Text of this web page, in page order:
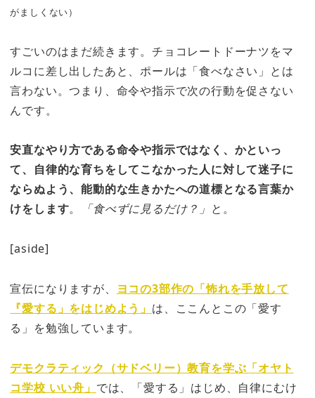
がましくない）
すごいのはまだ続きます。チョコレートドーナツをマ
ルコに差し出したあと、ポールは「食べなさい」とは
言わない。つまり、命令や指示で次の行動を促さない
んです。
安直なやり方である命令や指示ではなく、かといっ
て、自律的な育ちをしてこなかった人に対して迷子に
ならぬよう、能動的な生きかたへの道標となる言葉か
けをします。 「食べずに見るだけ？」 と。
[aside]
宣伝になりますが、
ヨコの3部作の「怖れを手放して
『愛する」をはじめよう」 は、ここんとこの「愛す
る」を勉強しています。
デモクラティック（サドベリー）教育を学ぶ「オヤト
コ学校 いい舟」 では、「愛する」はじめ、自律にむけ